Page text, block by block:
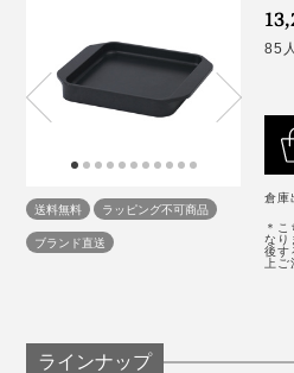
りに被せるという裏技も。火
ュッと凝縮。表面をカリッと
アルミホイルを外せばOKです。
「スミ イタ グリル」も、これ
肉・魚・野菜、なんでもシン
になるので、味付けに凝る必
「スミ トースター」より底面
ラス1分かかるので、トース
ター」の方をおすすめします
送料無料
ラッピング不可商品
ブランド直送
85
倉庫
＊
なり
後す
上
ラインナップ